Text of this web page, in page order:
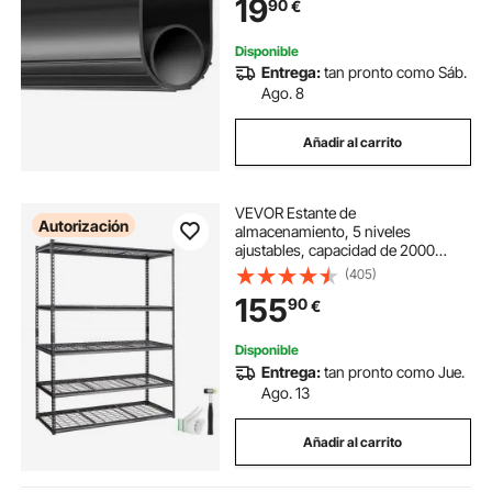
Seccional y Basculante, Almacén de
Fábrica
1990€
Disponible
Entrega:tan pronto como Sáb.
Ago. 8
Añadir al carrito
Autorización
VEVOR Estante de
almacenamiento, 5 niveles
ajustables, capacidad de 2000
libras, estantes de garaje
resistentes, 60 x 24 x 78 pulgadas
para cocina, despensa, sótano,
baño, armario de lino
(405)
15590€
Disponible
Entrega:tan pronto como Jue.
Ago. 13
Añadir al carrito